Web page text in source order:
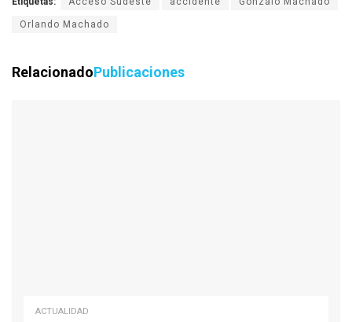
Orlando Machado
RelacionadoPublicaciones
ACTUALIDAD